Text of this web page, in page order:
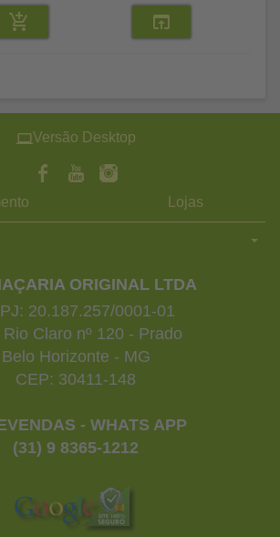
Versão Desktop
Lojas
ORIGINAL LTDA
20.187.257/0001-01
Rio Claro nº 120 - Prado
Belo Horizonte - MG
CEP: 30411-148
- WHATS APP
(31) 9 8365-1212